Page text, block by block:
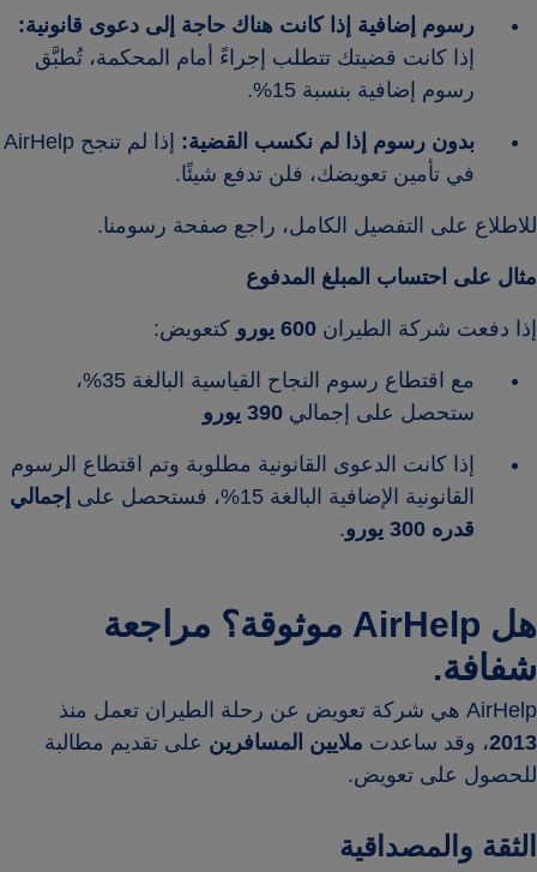
رسوم إضافية إذا كانت هناك حاجة إلى دعوى قانونية:
إذا كانت قضيتك تتطلب إجراءً أمام المحكمة، تُطبَّق
رسوم إضافية بنسبة 15%.
بدون رسوم إذا لم نكسب القضية:
إذا لم تنجح AirHelp
في تأمين تعويضك، فلن تدفع شيئًا.
للاطلاع على التفصيل الكامل، راجع صفحة رسومنا.
مثال على احتساب المبلغ المدفوع
إذا دفعت شركة الطيران 600 يورو كتعويض:
مع اقتطاع رسوم النجاح القياسية البالغة 35%،
ستحصل على إجمالي 390 يورو
إذا كانت الدعوى القانونية مطلوبة وتم اقتطاع الرسوم
القانونية الإضافية البالغة 15%، فستحصل على
إجمالي
قدره 300 يورو
.
هل AirHelp موثوقة؟ مراجعة
شفافة.
AirHelp هي شركة تعويض عن رحلة الطيران تعمل منذ
2013، وقد ساعدت ملايين المسافرين على تقديم مطالبة
للحصول على تعويض.
الثقة والمصداقية